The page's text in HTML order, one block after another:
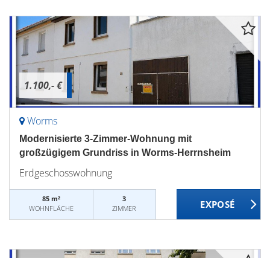
1.100,- €
Worms
Modernisierte 3-Zimmer-Wohnung mit
großzügigem Grundriss in Worms-Herrnsheim
Erdgeschosswohnung
85 m²
WOHNFLÄCHE
3
ZIMMER